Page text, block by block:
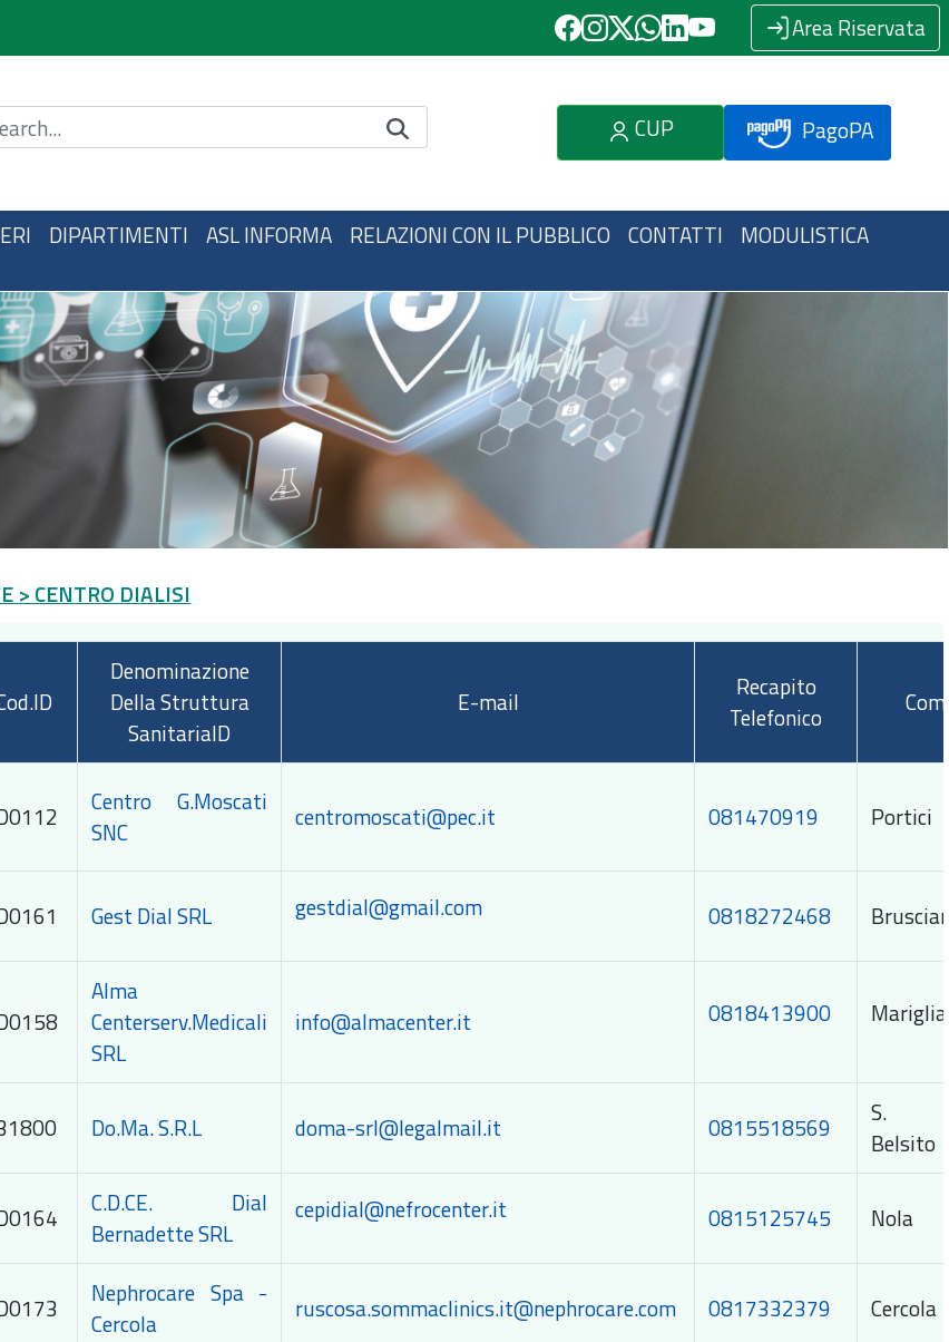
Area Riservata
nel sito CUP PagoPA
DIPARTIMENTI ASL INFORMA RELAZIONI CON IL PUBBLICO CONTATTI MODULISTICA
> CENTRO DIALISI
Denominazione
Della Struttura
SanitariaID
E-mail
Recapito
Telefonico
Centro G.Moscati
SNC
centromoscati@pec.it 081470919 Portici
Gest Dial SRL gestdial@gmail.com 0818272468
Alma
Centerserv.Medicali
SRL
info@almacenter.it 0818413900
Do.Ma. S.R.L doma-srl@legalmail.it 0815518569
S.
Belsito
C.D.CE. Dial
Bernadette SRL
cepidial@nefrocenter.it 0815125745 Nola
Nephrocare Spa -
Cercola
ruscosa.sommaclinics.it@nephrocare.com 0817332379 Cercola